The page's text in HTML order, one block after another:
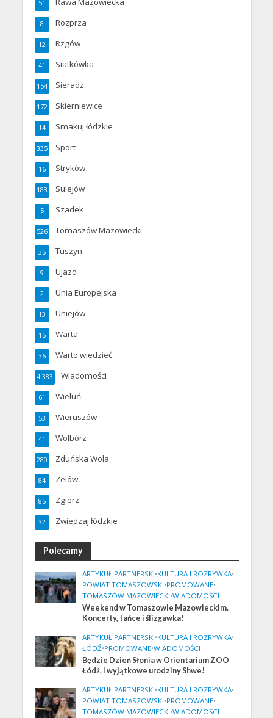
51
Rozprza
8
Rzgów
12
Siatkówka
41
Sieradz
154
Skierniewice
172
Smakuj łódzkie
14
Sport
335
Stryków
16
Sulejów
183
Szadek
5
Tomaszów Mazowiecki
526
Tuszyn
35
Ujazd
9
Unia Europejska
2
Uniejów
13
Warta
15
Warto wiedzieć
36
Wiadomości
4 383
Wieluń
61
Wieruszów
53
Wolbórz
41
Zduńska Wola
280
Zelów
84
Zgierz
85
Zwiedzaj łódzkie
32
Polecamy
ARTYKUŁ PARTNERSKI•KULTURA I ROZRYWKA•
POWIAT TOMASZOWSKI•PROMOWANE•
TOMASZÓW MAZOWIECKI•WIADOMOŚCI
Weekend w Tomaszowie Mazowieckim.
Koncerty, tańce i ślizgawka!
ARTYKUŁ PARTNERSKI•KULTURA I ROZRYWKA•
ŁÓDŹ•PROMOWANE•WIADOMOŚCI
Będzie Dzień Słonia w Orientarium ZOO
Łódź. I wyjątkowe urodziny Shwe!
ARTYKUŁ PARTNERSKI•KULTURA I ROZRYWKA•
POWIAT TOMASZOWSKI•PROMOWANE•
TOMASZÓW MAZOWIECKI•WIADOMOŚCI